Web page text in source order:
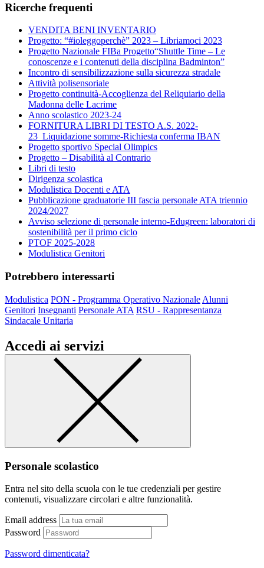
Ricerche frequenti
VENDITA BENI INVENTARIO
Progetto: “#ioleggoperchè” 2023 – Libriamoci 2023
Progetto Nazionale FIBa Progetto“Shuttle Time – Le
conoscenze e i contenuti della disciplina Badminton”
Incontro di sensibilizzazione sulla sicurezza stradale
Attività polisensoriale
Progetto continuità-Accoglienza del Reliquiario della
Madonna delle Lacrime
Anno scolastico 2023-24
FORNITURA LIBRI DI TESTO A.S. 2022-
23_Liquidazione somme-Richiesta conferma IBAN
Progetto sportivo Special Olimpics
Progetto – Disabilità al Contrario
Libri di testo
Dirigenza scolastica
Modulistica Docenti e ATA
Pubblicazione graduatorie III fascia personale ATA triennio
2024/2027
Avviso selezione di personale interno-Edugreen: laboratori di
sostenibilità per il primo ciclo
PTOF 2025-2028
Modulistica Genitori
Potrebbero interessarti
Modulistica PON - Programma Operativo Nazionale Alunni
Genitori Insegnanti Personale ATA RSU - Rappresentanza
Sindacale Unitaria
Accedi ai servizi
Personale scolastico
Entra nel sito della scuola con le tue credenziali per gestire
contenuti, visualizzare circolari e altre funzionalità.
Email address
Password
Password dimenticata?